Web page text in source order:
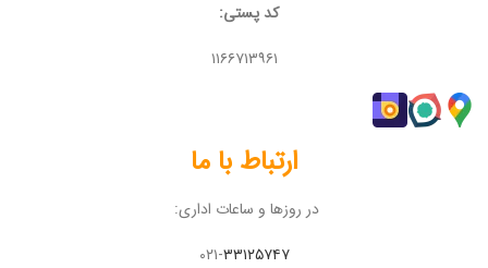
کد پستی:
۱۱۶۶۷۱۳۹۶۱
ارتباط با ما
در روزها و ساعات اداری:
۰۲۱-۳۳۱۲۵۷۴۷